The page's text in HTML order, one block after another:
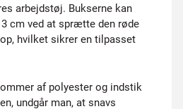
arbejdstøj. Bukserne kan
cm ved at sprætte den røde
hvilket sikrer en tilpasset
af polyester og indstik
undgår man, at snavs